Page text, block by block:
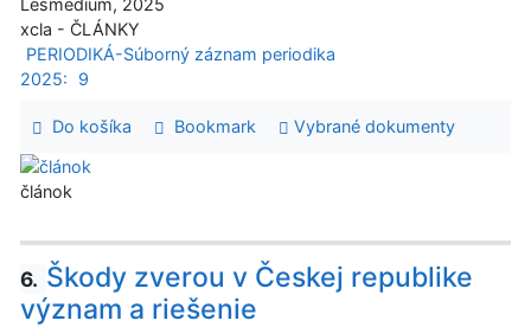
Lesmedium, 2025
xcla - ČLÁNKY
PERIODIKÁ-Súborný záznam periodika
2025:
9
Do košíka Bookmark Vybrané dokumenty
článok
6. Škody zverou v Českej republike
význam a riešenie